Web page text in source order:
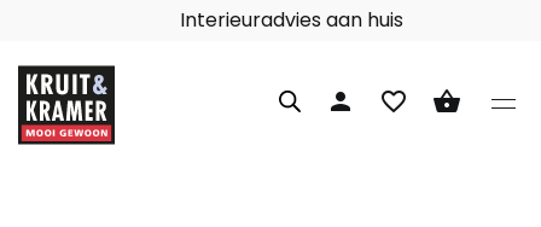
Interieuradvies aan huis
person favorite_border shopping_basket